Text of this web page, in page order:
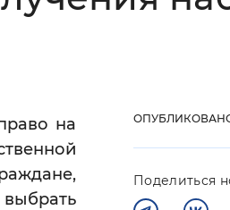
на
ОПУБЛИКОВАНО
Поделиться